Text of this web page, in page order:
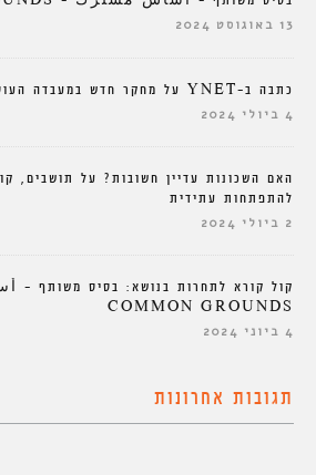
13 באוגוסט 2024
כתבה ב-YNET על מחקר חדש במעבדה העוסק בהצללה בעיר
4 ביולי 2024
האם השכונות עדיין חשובות? על תושבים,
להתפתחות עתידית
2 ביולי 2024
קול קורא לתחרות בנושא: בסיס משותף
COMMON GROUNDS
4 ביוני 2024
תגובות אחרונות